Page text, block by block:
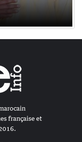
française et